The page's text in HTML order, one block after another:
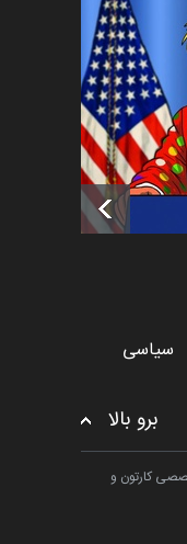
کارتون و
سهراب خیری
سیاسی
برو بالا
کارتون و